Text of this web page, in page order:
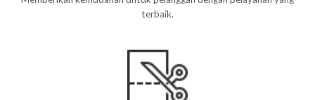
terbaik.